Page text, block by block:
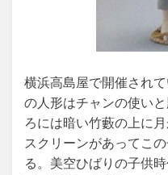
横浜高島屋で開催され
の人形はチャンの使い
ろには暗い竹藪の上に
スクリーンがあってこ
る。美空ひばりの子供